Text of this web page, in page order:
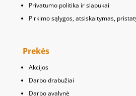
Privatumo politika ir slapukai
Pirkimo sąlygos, atsiskaitymas,
Prekės
Akcijos
Darbo drabužiai
Darbo avalynė